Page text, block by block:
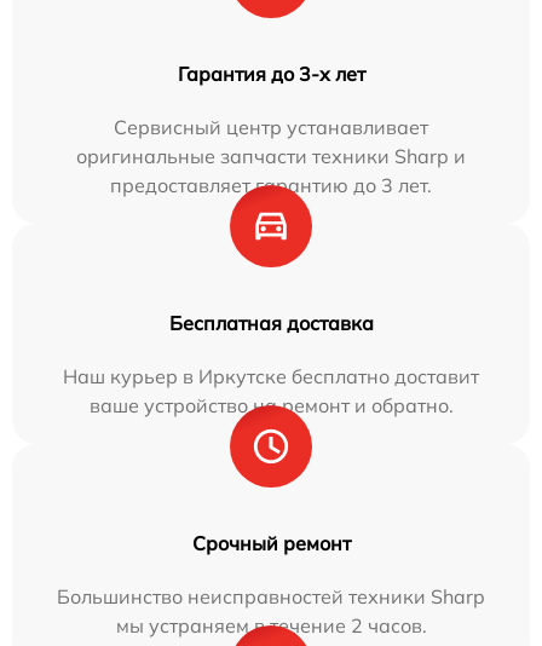
Гарантия до 3-х лет
Сервисный центр устанавливает
оригинальные запчасти техники Sharp и
предоставляет гарантию до 3 лет.
Бесплатная доставка
Наш курьер в Иркутске бесплатно доставит
ваше устройство на ремонт и обратно.
Срочный ремонт
Большинство неисправностей техники Sharp
мы устраняем в течение 2 часов.